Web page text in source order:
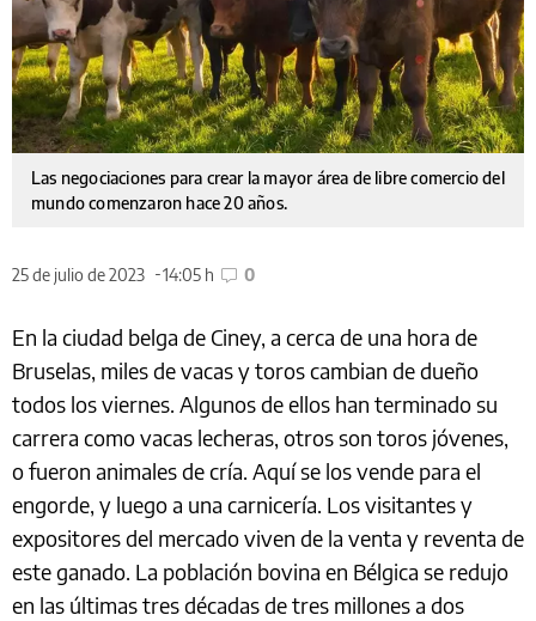
Las negociaciones para crear la mayor área de libre comercio del
mundo comenzaron hace 20 años.
25 de julio de 2023 14:05 h 0
En la ciudad belga de Ciney, a cerca de una hora de
Bruselas, miles de vacas y toros cambian de dueño
todos los viernes. Algunos de ellos han terminado su
carrera como vacas lecheras, otros son toros jóvenes,
o fueron animales de cría. Aquí se los vende para el
engorde, y luego a una carnicería. Los visitantes y
expositores del mercado viven de la venta y reventa de
este ganado. La población bovina en Bélgica se redujo
en las últimas tres décadas de tres millones a dos